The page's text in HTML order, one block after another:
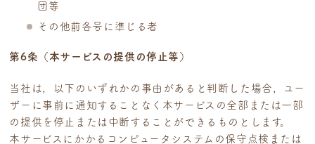
団等
その他前各号に準じる者
第6条（本サービスの提供の停止等）
当社は，以下のいずれかの事由があると判断した場合，ユー
ザーに事前に通知することなく本サービスの全部または一部
の提供を停止または中断することができるものとします。
本サービスにかかるコンピュータシステムの保守点検または